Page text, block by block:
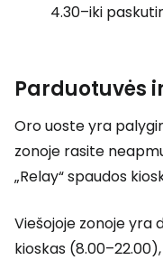
4.30–iki
Parduotuvės
Oro uoste yra
zonoje rasite
„Relay“ spaudos
Viešojoje zonoje yra
kioskas